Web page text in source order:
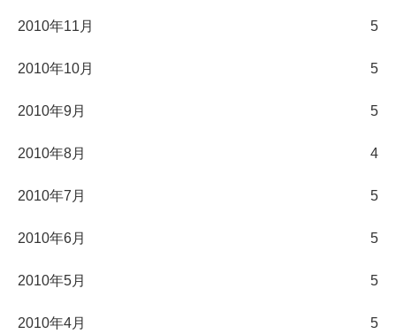
2010年11月 5
2010年10月 5
2010年9月 5
2010年8月 4
2010年7月 5
2010年6月 5
2010年5月 5
2010年4月 5